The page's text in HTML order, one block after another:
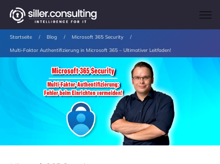
Startseite / Blog / Microsoft 365 Security /
Multi-Faktor Authentifizierung in Microsoft 365 – Ultimativer Leitfaden!